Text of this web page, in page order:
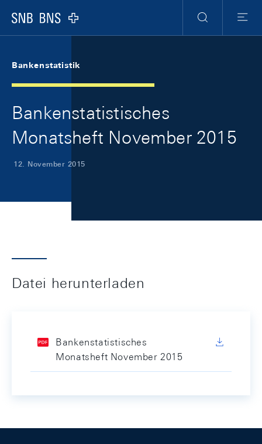
Logo
Suche
Menu
Bankenstatistik
Bankenstatistisches
Monatsheft November 2015
12. November 2015
Datei herunterladen
Bankenstatistisches
Monatsheft November 2015